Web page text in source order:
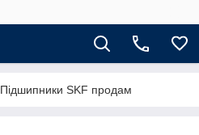
Підшипники SKF продам